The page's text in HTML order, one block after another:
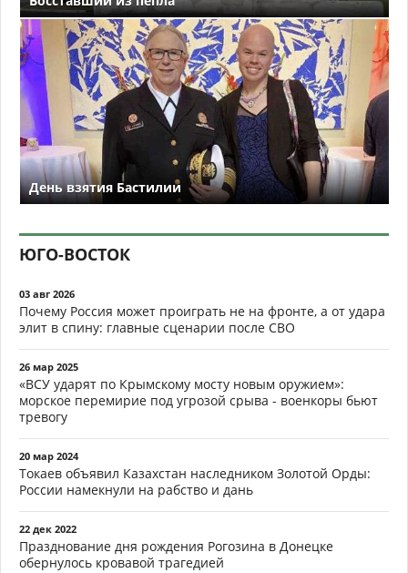
Москва на сессии в Кингстоне официально
отвергла американский шельф в Арктике
и Беринговом море
Ракеты долетели до Польши, Львов
затянуло дымом: что показал ночной удар
и почему Запад уже боится сентября
После ночных ударов по ВПК и логистике
эксперты заявили: пора Польше
почувствовать войну на собственной
шкуре
Мост в Затоке рухнул: Россия отрезала
впервые с начала войны
ФОТО
Восставший из пепла